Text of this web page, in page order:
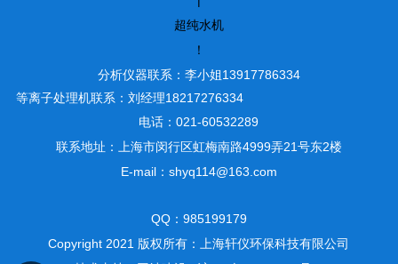
超纯水机
！
分析仪器联系：李小姐13917786334
等离子处理机联系：刘经理18217276334
电话：021-60532289
联系地址：上海市闵行区虹梅南路4999弄21号东2楼
E-mail：shyq114@163.com
QQ：985199179
Copyright 2021 版权所有：上海轩仪环保科技有限公司